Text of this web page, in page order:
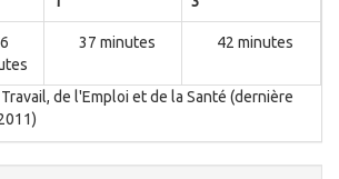
37 minutes 42 minutes
de l'Emploi et de la Santé (dernière